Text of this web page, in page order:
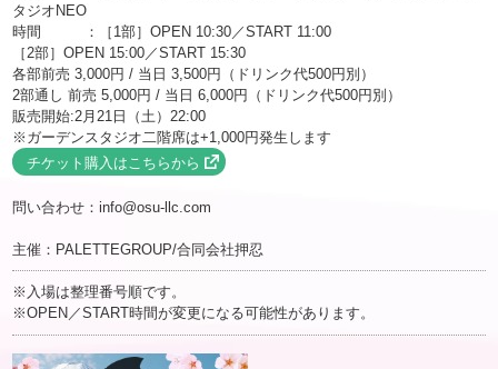
タジオNEO
時間 ：［1部］OPEN 10:30／START 11:00
［2部］OPEN 15:00／START 15:30
各部前売 3,000円 / 当日 3,500円（ドリンク代500円別）
2部通し 前売 5,000円 / 当日 6,000円（ドリンク代500円別）
販売開始:2月21日（土）22:00
※ガーデンスタジオ二階席は+1,000円発生します
チケット購入はこちらから
問い合わせ：info@osu-llc.com
主催：PALETTEGROUP/合同会社押忍
※入場は整理番号順です。
※OPEN／START時間が変更になる可能性があります。